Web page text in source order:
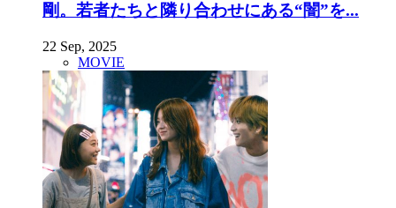
剛。若者たちと隣り合わせにある“闇”を...
22 Sep, 2025
MOVIE